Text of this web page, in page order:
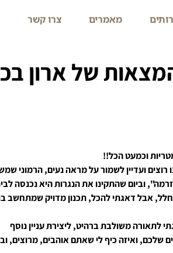
מאמרים צרו קשר
של ארון
וכמעט הכל!!
רוצים ועדיין לשמור על מראה נעים, הרמוני
וביום שהתקינו את הנגרות היא נכנסה
אבל דאגתי להכל, תכנון מדויק שמתחשב
לתאורה משולבת ברהיט, ליצירת עניין נוסף
ואיזה כיף לי שאתם אוהבים, מרוצים,